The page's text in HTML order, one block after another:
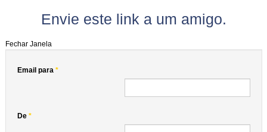
Envie este link a um amigo.
Fechar Janela
Email para *
De*